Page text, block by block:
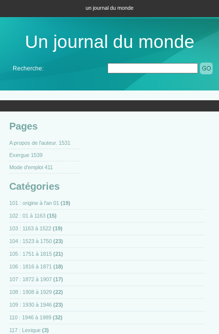
un journal du monde
Un journal du monde
Recherche:
Pages
A propos de l’auteur. 1531
Exergue 1539
Mode d’emploi 411
Catégories
101 : origine à l'an 01 (19)
102 : 01 à 1163 (15)
103 : 1163 à 1522 (19)
104 : 1523 à 1750 (23)
105 : 1751 à 1815 (21)
106 : 1816 à 1871 (18)
107 : 1872 à 1907 (17)
108 : 1908 à 1929 (22)
109 : 1930 à 1946 (23)
110 : 1946 à 1989 (32)
117 : Lexique (3)